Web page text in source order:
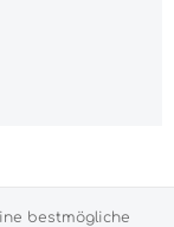
wenn
bestmögliche